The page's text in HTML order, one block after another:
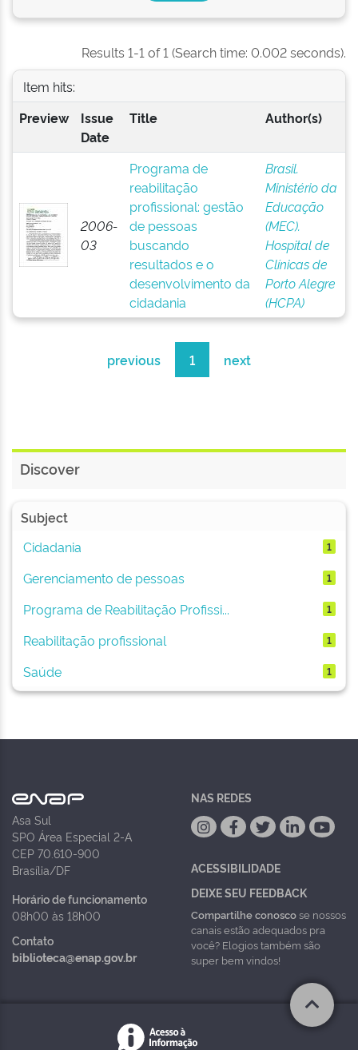
Results 1-1 of 1 (Search time: 0.002 seconds).
Item hits:
Preview
Issue
Date
Title Author(s)
2006-
03
Programa de
reabilitação
profissional: gestão
de pessoas
buscando
resultados e o
desenvolvimento da
cidadania
Brasil.
Ministério da
Educação
(MEC).
Hospital de
Clínicas de
Porto Alegre
(HCPA)
previous 1 next
Discover
Subject
Cidadania
1
Gerenciamento de pessoas 1
Programa de Reabilitação Profissi... 1
Reabilitação profissional 1
Saúde 1
Asa Sul
SPO Área Especial 2-A
CEP 70.610-900
Brasília/DF
Horário de funcionamento
08h00 às 18h00
Contato
biblioteca@enap.gov.br
NAS REDES
ACESSIBILIDADE
DEIXE SEU FEEDBACK
Compartilhe conoscose nossos
canais estão adequados pra
você? Elogios também são
super bem vindos!